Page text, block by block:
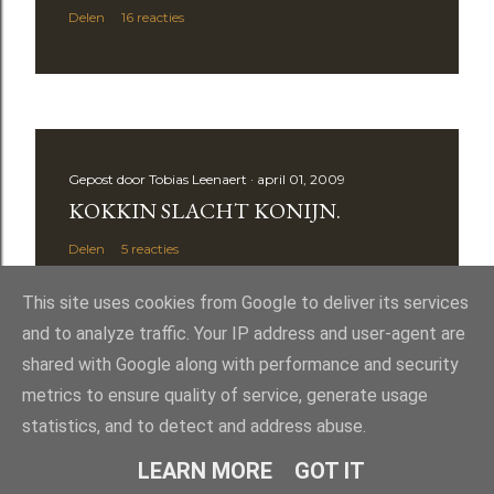
Delen 16 reacties
Gepost door Tobias Leenaert april 01, 2009
KOKKIN SLACHT KONIJN.
Delen 5 reacties
Mogelijk gemaakt door Blogger
This site uses cookies from Google to deliver its services
and to analyze traffic. Your IP address and user-agent are
shared with Google along with performance and security
metrics to ensure quality of service, generate usage
statistics, and to detect and address abuse.
LEARN MORE GOT IT